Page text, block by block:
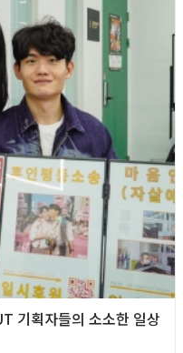
기획자들의 소소한 일상